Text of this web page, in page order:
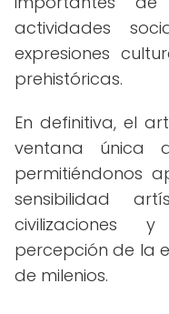
actividades
expresiones
prehistóricas.
En definitiva, el
ventana única
permitiéndonos
sensibilidad
civilizaciones
percepción de la
de milenios.